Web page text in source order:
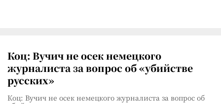
Коц: Вучич не осек немецкого
журналиста за вопрос об «убийстве
русских»
Коц: Вучич не осек немецкого журналиста за вопрос об